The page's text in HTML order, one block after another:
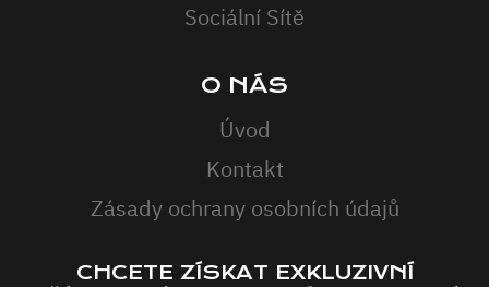
Sociální Sítě
O NÁS
Úvod
Kontakt
Zásady ochrany osobních údajů
CHCETE ZÍSKAT EXKLUZIVNÍ